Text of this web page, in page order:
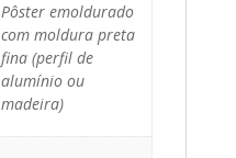
Pôster emoldurado
com moldura preta
fina (perfil de
alumínio ou
madeira)